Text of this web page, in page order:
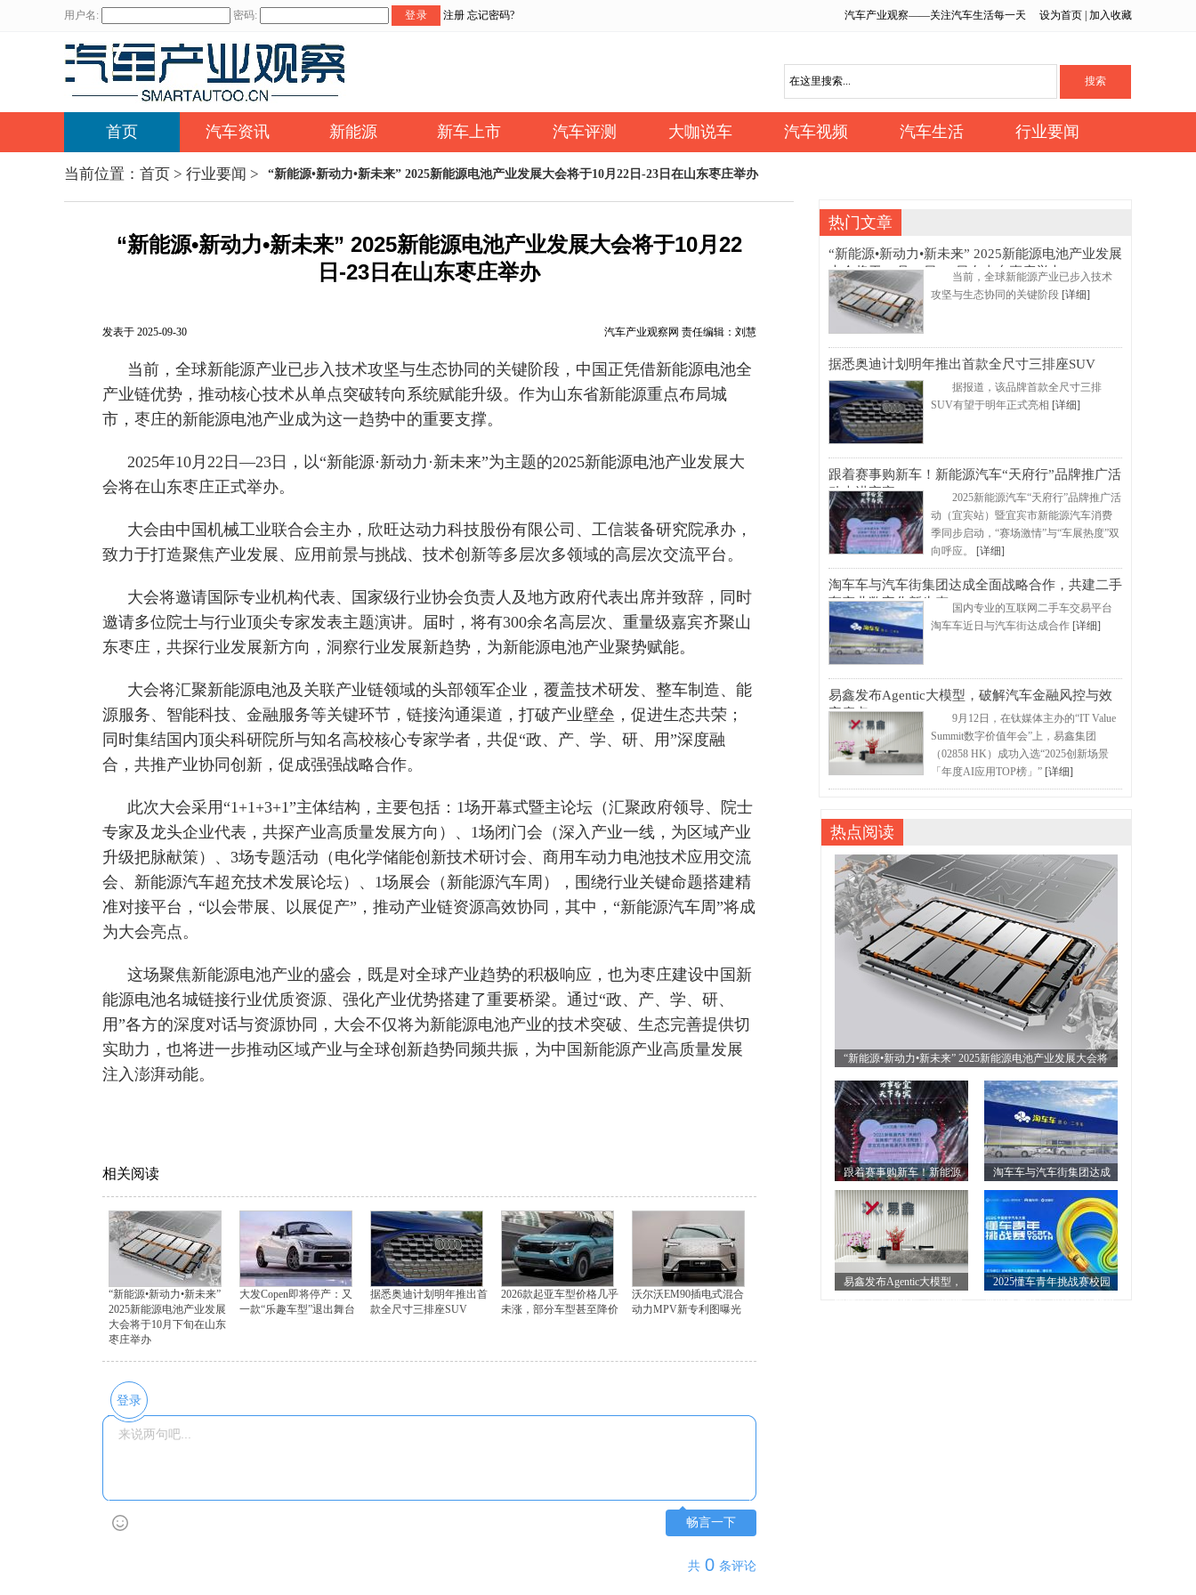
用户名: 密码: 登录 注册 忘记密码? 汽车产业观察——关注汽车生活每一天 设为首页 加入收藏
首页 汽车资讯 新能源 新车上市 汽车评测 大咖说车 汽车视频 汽车生活 行业要闻
当前位置： 首页 > 行业要闻 > “新能源•新动力•新未来” 2025新能源电池产业发展大会将于10月22日-23日在山东枣庄举办
“新能源•新动力•新未来” 2025新能源电池产业发展大会将于10月22
日-23日在山东枣庄举办
发表于 2025-09-30 汽车产业观察网 责任编辑：刘慧
当前，全球新能源产业已步入技术攻坚与生态协同的关键阶段，中国正凭借新能源电池全
产业链优势，推动核心技术从单点突破转向系统赋能升级。作为山东省新能源重点布局城
市，枣庄的新能源电池产业成为这一趋势中的重要支撑。
2025年10月22日—23日，以“新能源·新动力·新未来”为主题的2025新能源电池产业发展大
会将在山东枣庄正式举办。
大会由中国机械工业联合会主办，欣旺达动力科技股份有限公司、工信装备研究院承办，
致力于打造聚焦产业发展、应用前景与挑战、技术创新等多层次多领域的高层次交流平台。
大会将邀请国际专业机构代表、国家级行业协会负责人及地方政府代表出席并致辞，同时
邀请多位院士与行业顶尖专家发表主题演讲。届时，将有300余名高层次、重量级嘉宾齐聚山
东枣庄，共探行业发展新方向，洞察行业发展新趋势，为新能源电池产业聚势赋能。
大会将汇聚新能源电池及关联产业链领域的头部领军企业，覆盖技术研发、整车制造、能
源服务、智能科技、金融服务等关键环节，链接沟通渠道，打破产业壁垒，促进生态共荣；
同时集结国内顶尖科研院所与知名高校核心专家学者，共促“政、产、学、研、用”深度融
合，共推产业协同创新，促成强强战略合作。
此次大会采用“1+1+3+1”主体结构，主要包括：1场开幕式暨主论坛（汇聚政府领导、院士
专家及龙头企业代表，共探产业高质量发展方向）、1场闭门会（深入产业一线，为区域产业
升级把脉献策）、3场专题活动（电化学储能创新技术研讨会、商用车动力电池技术应用交流
会、新能源汽车超充技术发展论坛）、1场展会（新能源汽车周），围绕行业关键命题搭建精
准对接平台，“以会带展、以展促产”，推动产业链资源高效协同，其中，“新能源汽车周”将成
为大会亮点。
这场聚焦新能源电池产业的盛会，既是对全球产业趋势的积极响应，也为枣庄建设中国新
能源电池名城链接行业优质资源、强化产业优势搭建了重要桥梁。通过“政、产、学、研、
用”各方的深度对话与资源协同，大会不仅将为新能源电池产业的技术突破、生态完善提供切
实助力，也将进一步推动区域产业与全球创新趋势同频共振，为中国新能源产业高质量发展
注入澎湃动能。
相关阅读
“新能源•新动力•新未来”
2025新能源电池产业发展
大会将于10月下旬在山东
枣庄举办
大发Copen即将停产：又
一款“乐趣车型”退出舞台
据悉奥迪计划明年推出首
款全尺寸三排座SUV
2026款起亚车型价格几乎
未涨，部分车型甚至降价
沃尔沃EM90插电式混合
动力MPV新专利图曝光
登录
畅言一下
共 0 条评论
热门文章
“新能源•新动力•新未来” 2025新能源电池产业发展
大会将于10月22日-23日在山东枣庄举办
当前，全球新能源产业已步入技术
攻坚与生态协同的关键阶段 [详细]
据悉奥迪计划明年推出首款全尺寸三排座SUV
据报道，该品牌首款全尺寸三排
SUV有望于明年正式亮相 [详细]
跟着赛事购新车！新能源汽车“天府行”品牌推广活
动走进宜宾
2025新能源汽车“天府行”品牌推广活
动（宜宾站）暨宜宾市新能源汽车消费
季同步启动，“赛场激情”与“车展热度”双
向呼应。
[详细]
淘车车与汽车街集团达成全面战略合作，共建二手
车产业数字化新生态 国内专业的互联网二手车交易平台
淘车车近日与汽车街达成合作 [详细]
易鑫发布Agentic大模型，破解汽车金融风控与效
率痛点
9月12日，在钛媒体主办的“IT Value
Summit数字价值年会”上，易鑫集团
（02858 HK）成功入选“2025创新场景
「年度AI应用TOP榜」” [详细]
热点阅读
“新能源•新动力•新未来” 2025新能源电池产业发展大会将
跟着赛事购新车！新能源
汽车“天府行”品牌推广活动
走进宜宾
淘车车与汽车街集团达成
全面战略合作，共建二手车
产业数字化新生态
易鑫发布Agentic大模型，
2025懂车青年挑战赛校园